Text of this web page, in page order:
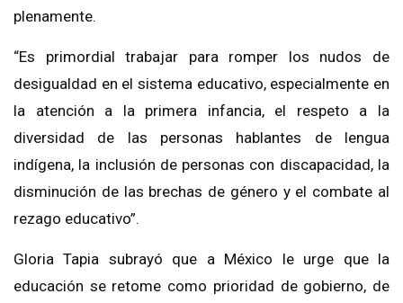
plenamente.
“Es primordial trabajar para romper los nudos de
desigualdad en el sistema educativo, especialmente en
la atención a la primera infancia, el respeto a la
diversidad de las personas hablantes de lengua
indígena, la inclusión de personas con discapacidad, la
disminución de las brechas de género y el combate al
rezago educativo”.
Gloria Tapia subrayó que a México le urge que la
educación se retome como prioridad de gobierno, de